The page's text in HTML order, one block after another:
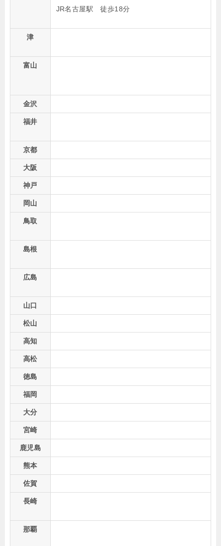
JR名古屋駅 徒歩18分
津
富山
金沢
福井
京都
大阪
神戸
岡山
鳥取
島根
広島
山口
松山
高知
高松
徳島
福岡
大分
宮崎
鹿児島
熊本
佐賀
長崎
那覇